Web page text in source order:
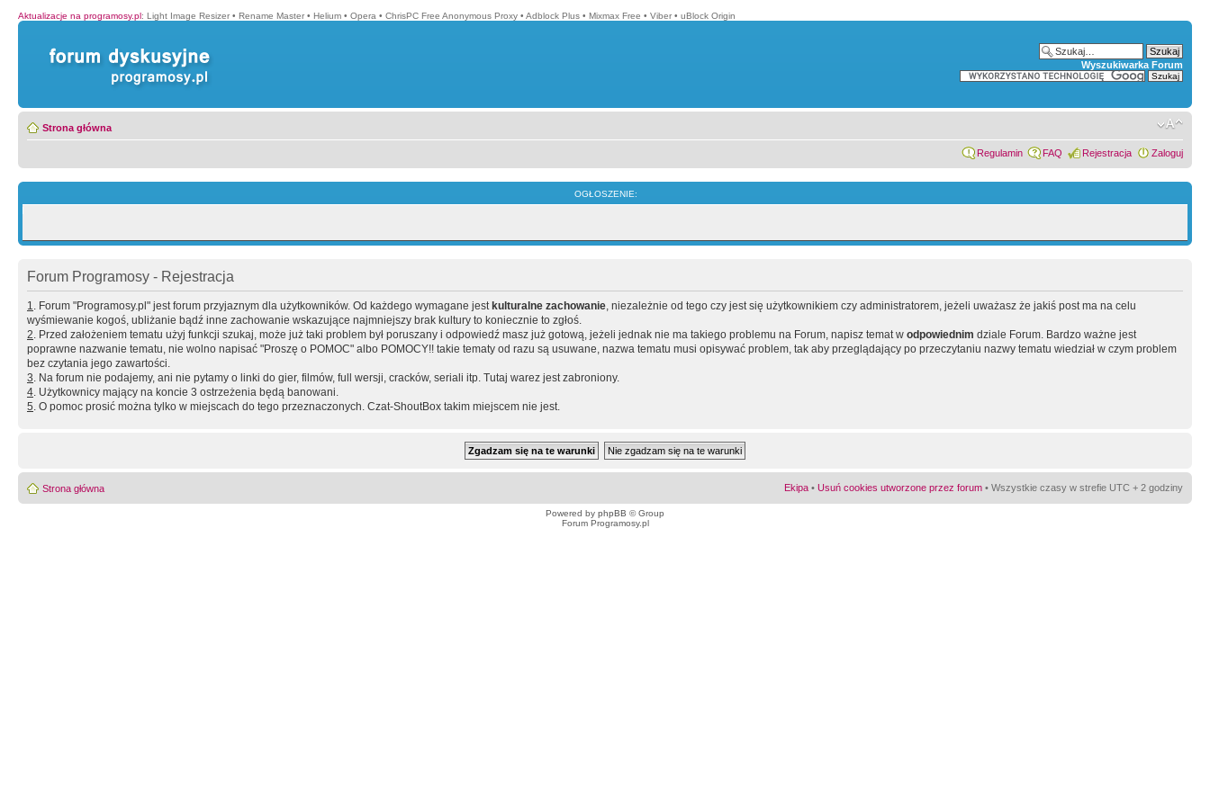
Aktualizacje na programosy.pl: Light Image Resizer • Rename Master • Helium • Opera • ChrisPC Free Anonymous Proxy • Adblock Plus • Mixmax Free • Viber • uBlock Origin
Wyszukiwarka Forum
Strona główna
Regulamin FAQ Rejestracja Zaloguj
OGŁOSZENIE:
Forum Programosy - Rejestracja
1. Forum "Programosy.pl" jest forum przyjaznym dla użytkowników. Od każdego wymagane jest kulturalne zachowanie, niezależnie od tego czy jest się użytkownikiem czy administratorem, jeżeli uważasz że jakiś post ma na celu
wyśmiewanie kogoś, ubliżanie bądź inne zachowanie wskazujące najmniejszy brak kultury to koniecznie to zgłoś.
2. Przed założeniem tematu użyj funkcji szukaj, może już taki problem był poruszany i odpowiedź masz już gotową, jeżeli jednak nie ma takiego problemu na Forum, napisz temat w odpowiednim dziale Forum. Bardzo ważne jest
poprawne nazwanie tematu, nie wolno napisać "Proszę o POMOC" albo POMOCY!! takie tematy od razu są usuwane, nazwa tematu musi opisywać problem, tak aby przeglądający po przeczytaniu nazwy tematu wiedział w czym problem
bez czytania jego zawartości.
3. Na forum nie podajemy, ani nie pytamy o linki do gier, filmów, full wersji, cracków, seriali itp. Tutaj warez jest zabroniony.
4. Użytkownicy mający na koncie 3 ostrzeżenia będą banowani.
5. O pomoc prosić można tylko w miejscach do tego przeznaczonych. Czat-ShoutBox takim miejscem nie jest.
Strona główna Ekipa • Usuń cookies utworzone przez forum • Wszystkie czasy w strefie UTC + 2 godziny
Powered by phpBB © Group
Forum Programosy.pl